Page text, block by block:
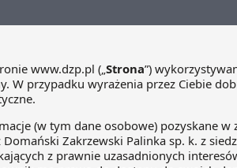
nie jest sformalizowane, nie
przed sąd pracy do zawarcia ugody,
wyliczona, wystarczą
Samo postępowanie nie podlega
ale to jego sprawa. Ważne,
Może uda się znaleźć